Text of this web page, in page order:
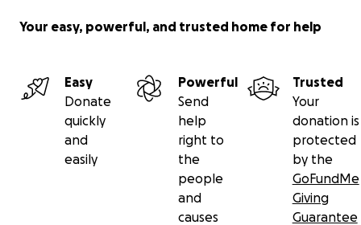
Your easy, powerful, and trusted home for help
Easy
Donate
quickly
and
easily
Powerful
Send
help
right to
the
people
and
causes
Trusted
Your
donation is
protected
by the
GoFundMe
Giving
Guarantee